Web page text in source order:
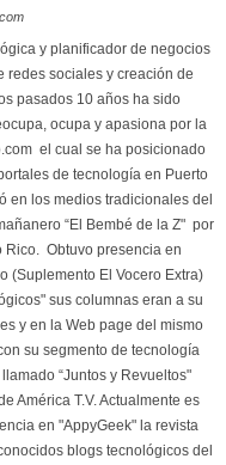
y planificador de negocios
redes sociales y creación de
pasados 10 años ha sido
ocupa y apasiona por la
el cual se ha posicionado
de tecnología en Puerto
los medios tradicionales del
“El Bembé de la Z" por
Rico. Obtuvo presencia en
(Suplemento El Vocero Extra)
sus columnas eran a su
y en la Web page del mismo
su segmento de tecnología
“Juntos y Revueltos"
América T.V. Actualmente es
en "AppyGeek" la revista
blogs tecnológicos del